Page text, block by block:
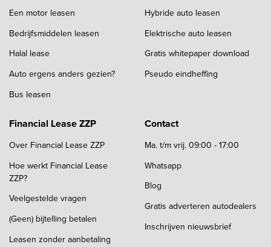
Een motor leasen
Bedrijfsmiddelen leasen
Halal lease
Auto ergens anders gezien?
Bus leasen
Hybride auto leasen
Elektrische auto leasen
Gratis whitepaper download
Pseudo eindheffing
Financial Lease ZZP
Over Financial Lease ZZP
Hoe werkt Financial Lease
ZZP?
Veelgestelde vragen
(Geen) bijtelling betalen
Leasen zonder aanbetaling
Contact
Ma. t/m vrij. 09:00 - 17:00
Whatsapp
Blog
Gratis adverteren autodealers
Inschrijven nieuwsbrief